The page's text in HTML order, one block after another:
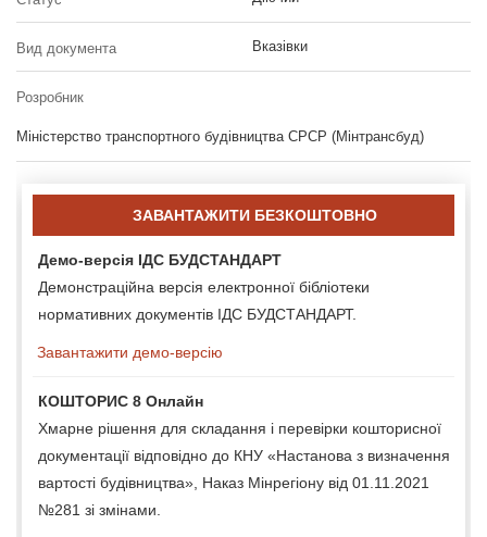
Вид документа Вказівки
Розробник
Міністерство транспортного будівництва СРСР (Мінтрансбуд)
ЗАВАНТАЖИТИ БЕЗКОШТОВНО
Демо-версія ІДС БУДСТАНДАРТ
Демонстраційна версія електронної бібліотеки
нормативних документів ІДС БУДСТАНДАРТ.
Завантажити демо-версію
КОШТОРИС 8 Онлайн
Хмарне рішення для складання і перевірки кошторисної
документації відповідно до КНУ «Настанова з визначення
вартості будівництва», Наказ Мінрегіону від 01.11.2021
№281 зі змінами.